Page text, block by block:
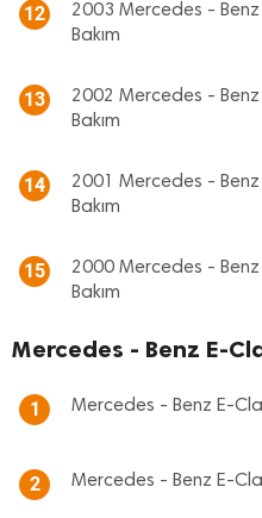
12
2003 Mercedes -
Bakım
13
2002 Mercedes -
Bakım
14
2001 Mercedes -
Bakım
15
2000 Mercedes -
Bakım
Mercedes - Benz E-
1 Mercedes - Benz E-
2 Mercedes - Benz E-